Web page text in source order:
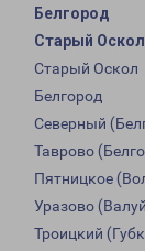
Белгород
Старый Оскол
Старый Оскол
Белгород
Северный
Таврово
Пятницкое
Уразово
Троицкий